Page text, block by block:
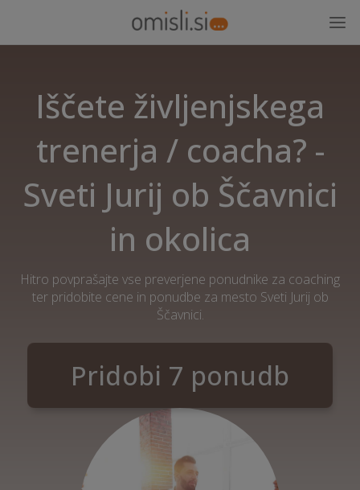
Iščete življenjskega
trenerja / coacha? -
Sveti Jurij ob Ščavnici
in okolica
Hitro povprašajte vse preverjene ponudnike za coaching
ter pridobite cene in ponudbe za mesto Sveti Jurij ob
Ščavnici.
Pridobi 7 ponudb